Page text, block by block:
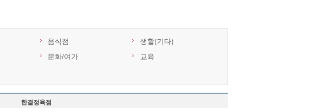
음식점
생활(기타)
문화/여가
교육
한결정육점